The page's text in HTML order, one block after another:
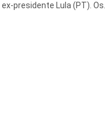
presidente Lula (PT). Os…